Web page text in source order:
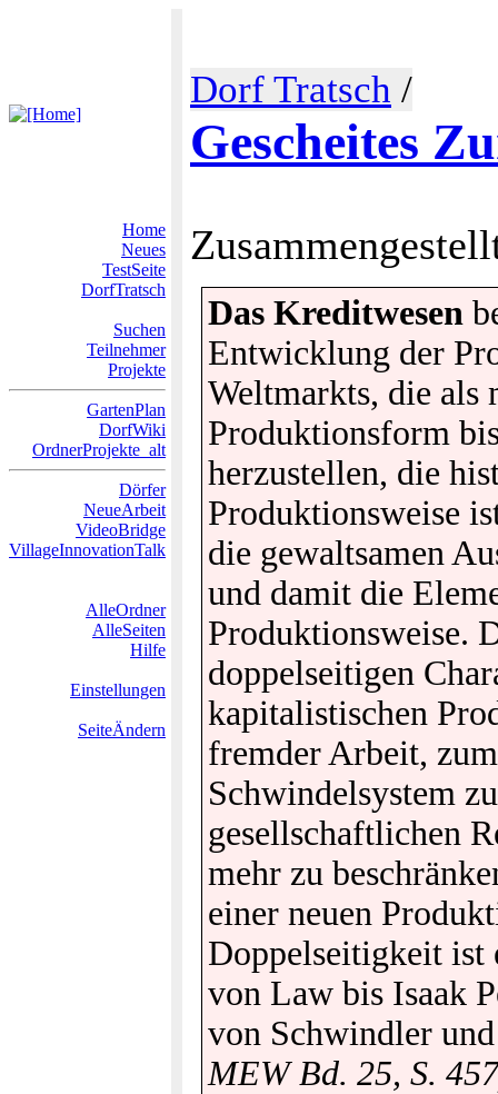
Dorf Tratsch /
Gescheites
Home
Neues
TestSeite
DorfTratsch
Suchen
Teilnehmer
Projekte
GartenPlan
DorfWiki
OrdnerProjekte_alt
Dörfer
NeueArbeit
VideoBridge
VillageInnovationTalk
AlleOrdner
AlleSeiten
Hilfe
Einstellungen
SeiteÄndern
Das Kreditwesen
Entwicklung der
Weltmarkts, die als
Produktionsform
herzustellen, die
Produktionsweise
die gewaltsamen
und damit die
Produktionsweise.
doppelseitigen
kapitalistischen
fremder Arbeit,
Schwindelsystem
gesellschaftlichen
mehr zu
einer neuen
Doppelseitigkeit ist
von Law bis Isaak
von Schwindler
MEW Bd. 25, S.